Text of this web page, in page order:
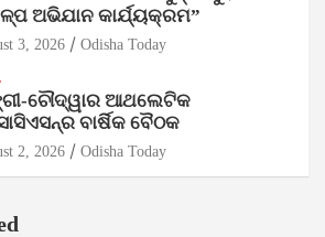
ଅଭିଯାନ କାର୍ଯ୍ୟକ୍ରମ”
3, 2026 Odisha Today
ଚୌଦ୍ୱାର ଆଥଲେଟିକ
ବାର୍ଷିକ ବୈଠକ
2, 2026 Odisha Today